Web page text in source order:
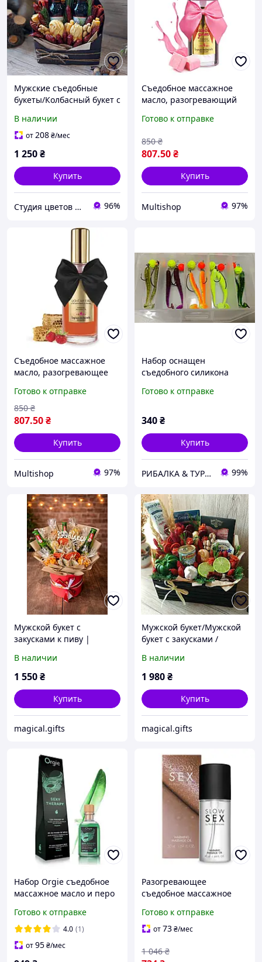
Мужские съедобные
букеты/Колбасный букет с
ящике
В наличии
от208₴/мес
1 250₴
Купить
Студия цветов и подарков "MadamPodari" 96%
Съедобное массажное
масло, разогревающий
для романтического
Готово к отправке
807.50₴
850 ₴
Купить
Multishop 97%
Съедобное массажное
масло, разогревающее
для романтического
массажа
Готово к отправке
807.50₴
850 ₴
Купить
Multishop 97%
Набор оснащен
съедобного силикона
окуня, судака, щуки и
Готово к отправке
340₴
Купить
РИБАЛКА & ТУРИЗМ 99%
Мужской букет с
закусками к пиву |
мужчины | Мясный фуд-
букет
В наличии
1 550₴
Купить
magical.gifts
Мужской букет/Мужской
букет с закусками /
В наличии
1 980₴
Купить
magical.gifts
Набор Orgie съедобное
массажное масло и перо
CherryLove
Готово к отправке
4.0 (1)
от95₴/мес
Разогревающее
съедобное массажное
Indiscrets WARMING
MASSAGE OIL - CherryLove
Готово к отправке
от73₴/мес
1 046 ₴